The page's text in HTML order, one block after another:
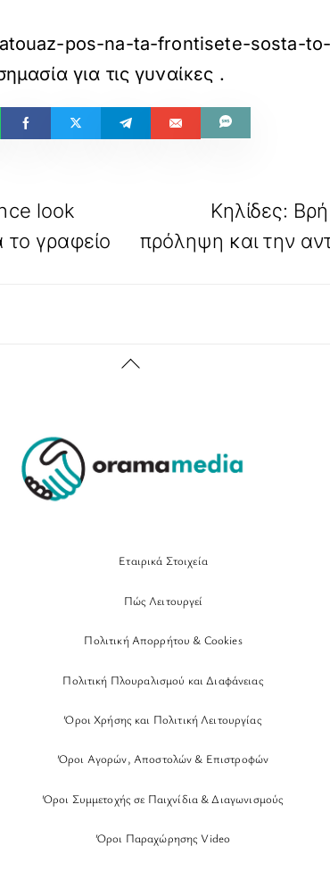
pos-na-ta-frontisete-sosta-
για τις γυναίκες .
look
το γραφείο
Κηλίδες:
πρόληψη και την
Back
Εταιρικά Στοιχεία
Πώς Λειτουργεί
Πολιτική Απορρήτου & Cookies
Πολιτική Πλουραλισμού και Διαφάνειας
Όροι Χρήσης και Πολιτική Λειτουργίας
Όροι Αγορών, Αποστολών & Επιστροφών
Όροι Συμμετοχής σε Παιχνίδια & Διαγωνισμούς
Όροι Παραχώρησης Video